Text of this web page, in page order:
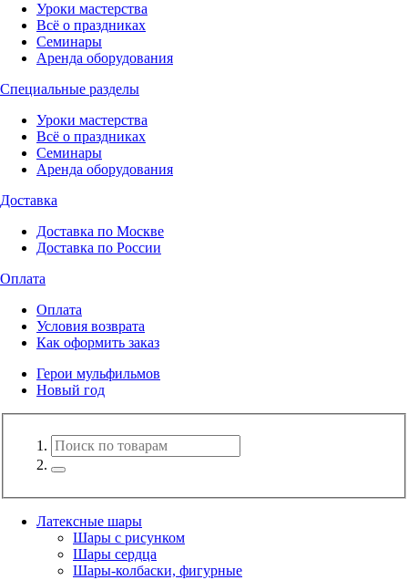
Уроки мастерства
Всё о праздниках
Семинары
Аренда оборудования
Специальные разделы
Уроки мастерства
Всё о праздниках
Семинары
Аренда оборудования
Доставка
Доставка по Москве
Доставка по России
Оплата
Оплата
Условия возврата
Как оформить заказ
Герои мульфильмов
Новый год
Латексные шары
Шары с рисунком
Шары сердца
Шары-колбаски, фигурные